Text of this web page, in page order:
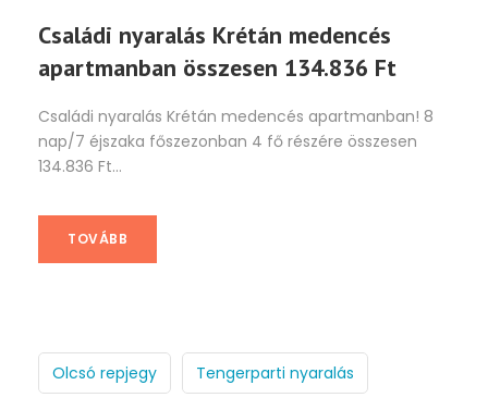
Családi nyaralás Krétán medencés
apartmanban összesen 134.836 Ft
Családi nyaralás Krétán medencés apartmanban! 8
nap/7 éjszaka főszezonban 4 fő részére összesen
134.836 Ft...
TOVÁBB
Olcsó repjegy Tengerparti nyaralás